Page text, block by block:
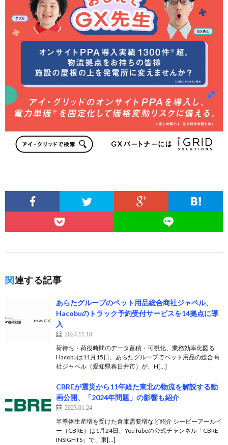
関連する記事
あらたグループのペット用品総合商社ジャペル、
Hacobuのトラック予約受付サービスを14拠点に導
入
2024.11.18
荷待ち・荷役時間のデータ蓄積・可視化、業務効率化図る
Hacobuは11月15日、あらたグループでペット用品の総合商
社ジャペル（愛知県春日井市）が、H[…]
CBREが震災から11年経た東北の物流を解説する動
画公開、「2024年問題」の影響も紹介
2023.01.24
半導体生産増を受けた倉庫需要増など紹介 シービーアールイ
ー（CBRE）は1月24日、YouTubeの公式チャンネル「CBRE
INSIGHTS」で、東[…]